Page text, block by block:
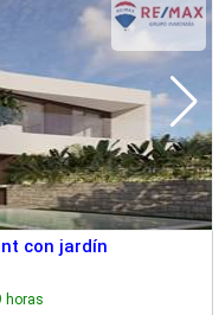
con jardín
horas